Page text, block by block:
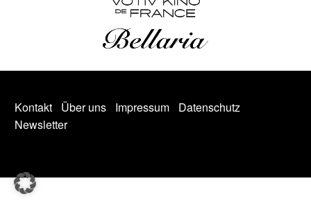
Kontakt Über uns Impressum
Datenschutz
Newsletter